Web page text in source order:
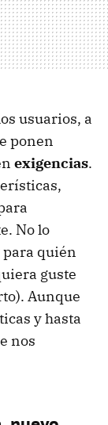
usuarios, a
ponen
exigencias.
No lo
quién
guste
Aunque
y hasta
nos